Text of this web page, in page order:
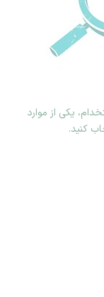
یکی از موارد
کنید.